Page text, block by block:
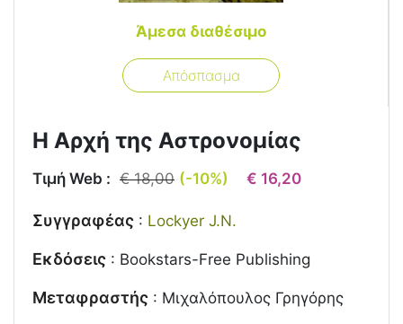
Άμεσα διαθέσιμο
Απόσπασμα
Η Αρχή της Αστρονομίας
Τιμή Web : € 18,00 (-10%) € 16,20
Συγγραφέας : Lockyer J.N.
Εκδόσεις : Bookstars-Free Publishing
Μεταφραστής : Μιχαλόπουλος Γρηγόρης